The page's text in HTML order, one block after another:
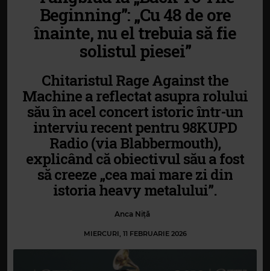
Beginning”: „Cu 48 de ore
înainte, nu el trebuia să fie
solistul piesei”
Chitaristul Rage Against the
Machine a reflectat asupra rolului
său în acel concert istoric într-un
interviu recent pentru 98KUPD
Radio (via Blabbermouth),
explicând că obiectivul său a fost
să creeze „cea mai mare zi din
istoria heavy metalului”.
Anca Niță
MIERCURI, 11 FEBRUARIE 2026